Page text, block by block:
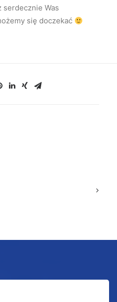
Was
się doczekać